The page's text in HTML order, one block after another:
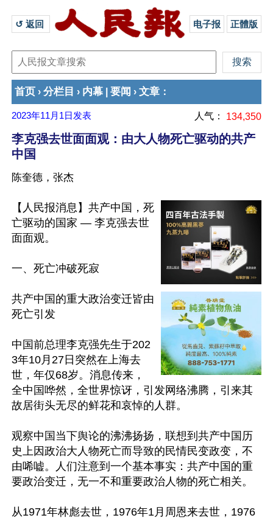
↺ 返回 电子报 正體版
首页 › 分栏目 › 内幕 要闻 › 文章 ：
2023年11月1日 发表 人气： 134,350
李克强去世面面观：由大人物死亡驱动的共产
中国
陈奎德，张杰
【人民报消息】共产中国，死
亡驱动的国家 — 李克强去世
面面观。
一、死亡冲破死寂
共产中国的重大政治变迁皆由
死亡引发
中国前总理李克强先生于202
3年10月27日突然在上海去
世，年仅68岁。消息传来，
全中国哗然，全世界惊讶，引发网络沸腾，引来其
故居街头无尽的鲜花和哀悼的人群。
观察中国当下舆论的沸沸扬扬，联想到共产中国历
史上因政治大人物死亡而导致的民情民变政变，不
由唏嘘。人们注意到一个基本事实：共产中国的重
要政治变迁，无一不和重要政治人物的死亡相关。
从1971年林彪去世，1976年1月周恩来去世，1976